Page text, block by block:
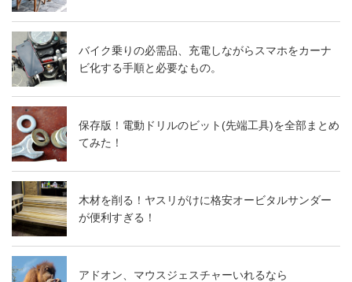
バイク乗りの必需品、充電しながらスマホをカーナ
ビ化する手順と必要なもの。
保存版！電動ドリルのビット(先端工具)を全部まとめ
てみた！
木材を削る！ヤスリがけに格安オービタルサンダー
が便利すぎる！
アドオン、マウスジェスチャーいれるなら